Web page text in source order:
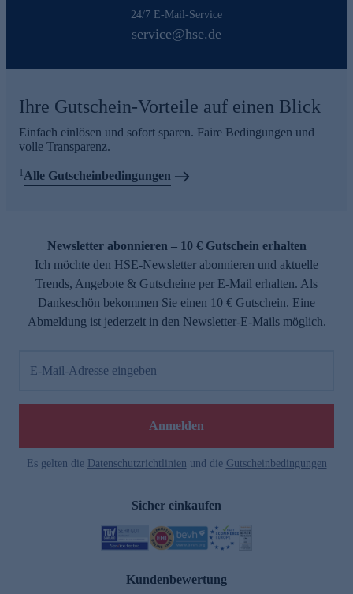
24/7 E-Mail-Service
service@hse.de
Ihre Gutschein-Vorteile auf einen Blick
Einfach einlösen und sofort sparen. Faire Bedingungen und
volle Transparenz.
1Alle Gutscheinbedingungen
Newsletter abonnieren – 10 € Gutschein erhalten
Ich möchte den HSE-Newsletter abonnieren und aktuelle
Trends, Angebote & Gutscheine per E-Mail erhalten. Als
Dankeschön bekommen Sie einen 10 € Gutschein. Eine
Abmeldung ist jederzeit in den Newsletter-E-Mails möglich.
E-Mail-Adresse eingeben
Anmelden
Es gelten die Datenschutzrichtlinien und die Gutscheinbedingungen
Sicher einkaufen
Kundenbewertung